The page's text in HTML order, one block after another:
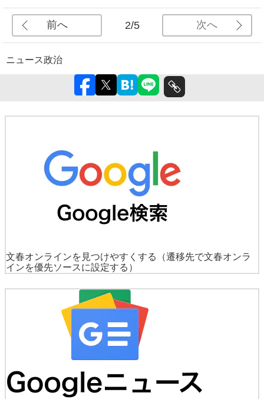
前へ 2/5 次へ
ニュース政治
文春オンラインを見つけやすくする
（遷移先で文春オンラ
インを優先ソースに設定する）